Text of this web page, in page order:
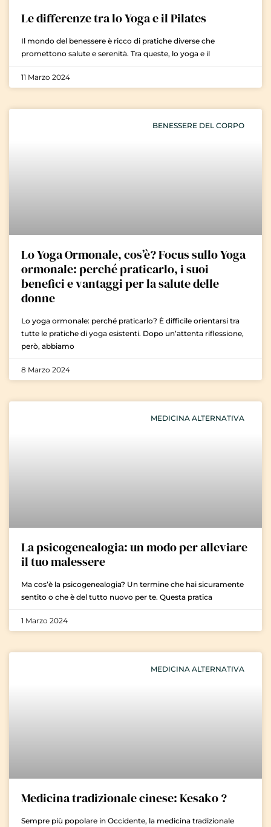
Le differenze tra lo Yoga e il Pilates
Il mondo del benessere è ricco di pratiche diverse che
promettono salute e serenità. Tra queste, lo yoga e il
11 Marzo 2024
BENESSERE DEL CORPO
Lo Yoga Ormonale, cos’è? Focus sullo Yoga
ormonale: perché praticarlo, i suoi
benefici e vantaggi per la salute delle
donne
Lo yoga ormonale: perché praticarlo? È difficile orientarsi tra
tutte le pratiche di yoga esistenti. Dopo un’attenta riflessione,
però, abbiamo
8 Marzo 2024
MEDICINA ALTERNATIVA
La psicogenealogia: un modo per alleviare
il tuo malessere
Ma cos’è la psicogenealogia? Un termine che hai sicuramente
sentito o che è del tutto nuovo per te. Questa pratica
1 Marzo 2024
MEDICINA ALTERNATIVA
Medicina tradizionale cinese: Kesako ?
Sempre più popolare in Occidente, la medicina tradizionale